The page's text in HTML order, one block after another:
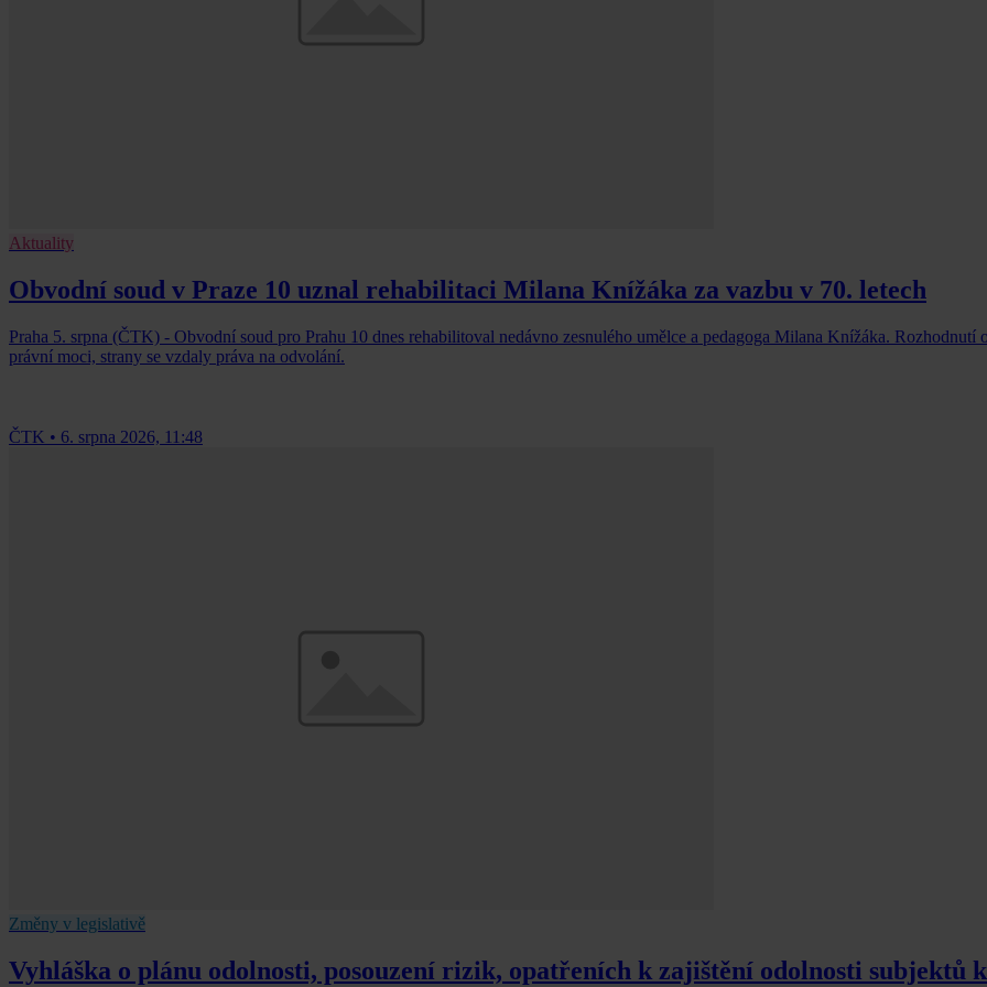
Aktuality
Obvodní soud v Praze 10 uznal rehabilitaci Milana Knížáka za vazbu v 70. letech
Praha 5. srpna (ČTK) - Obvodní soud pro Prahu 10 dnes rehabilitoval nedávno zesnulého umělce a pedagoga Milana Knížáka. Rozhodnutí
právní moci, strany se vzdaly práva na odvolání.
ČTK • 6. srpna 2026, 11:48
Změny v legislativě
Vyhláška o plánu odolnosti, posouzení rizik, opatřeních k zajištění odolnosti subjektů